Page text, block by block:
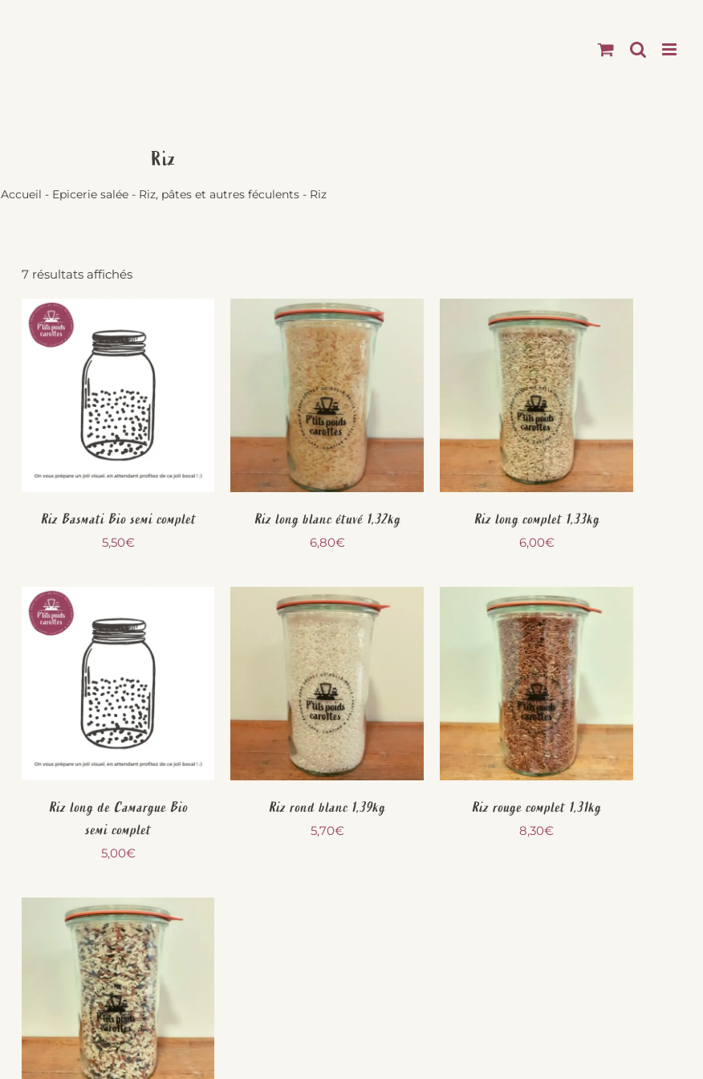
Riz
Accueil - Epicerie salée - Riz, pâtes et autres féculents - Riz
7 résultats affichés
Riz Basmati Bio semi complet
5,50€
Riz long blanc étuvé 1,32kg
6,80€
Riz long complet 1,33kg
6,00€
Riz long de Camargue Bio
semi complet
5,00€
Riz rond blanc 1,39kg
5,70€
Riz rouge complet 1,31kg
8,30€